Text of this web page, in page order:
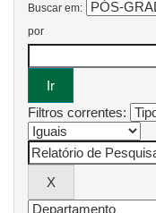
Buscar em:
por
Filtros correntes: